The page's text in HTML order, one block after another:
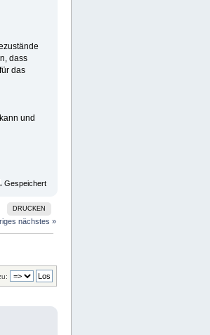
dass
das
und
Gespeichert
DRUCKEN
nächstes »